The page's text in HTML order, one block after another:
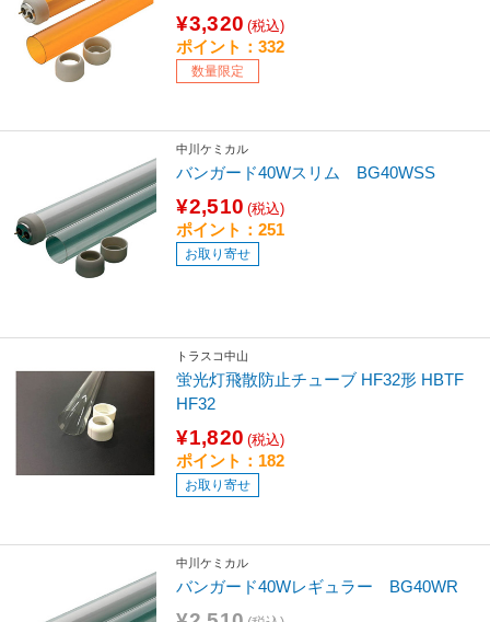
¥3,320 (税込)
ポイント：332
数量限定
中川ケミカル
バンガード40Wスリム BG40WSS
¥2,510 (税込)
ポイント：251
お取り寄せ
トラスコ中山
蛍光灯飛散防止チューブ HF32形 HBTF
HF32
¥1,820 (税込)
ポイント：182
お取り寄せ
中川ケミカル
バンガード40Wレギュラー BG40WR